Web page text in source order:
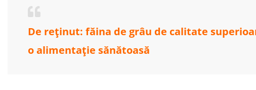
De reținut: făina de grâu de calitate
o alimentație sănătoasă